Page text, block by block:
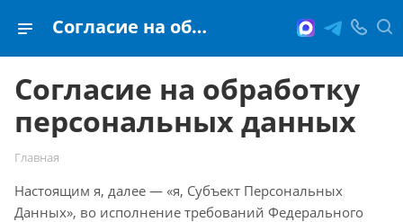
Согласие на обработку персональных данных
Согласие на обработку
персональных данных
Главная
Настоящим я, далее — «я, Субъект Персональных
Данных», во исполнение требований Федерального